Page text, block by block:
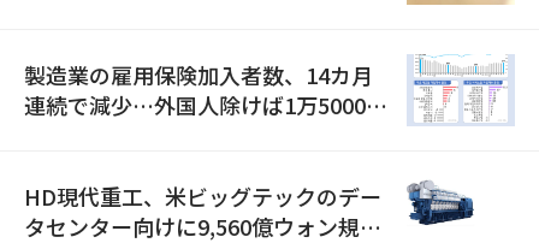
製造業の雇用保険加入者数、14カ月
連続で減少…外国人除けば1万5000人
HD現代重工、米ビッグテックのデー
タセンター向けに9,560億ウォン規模